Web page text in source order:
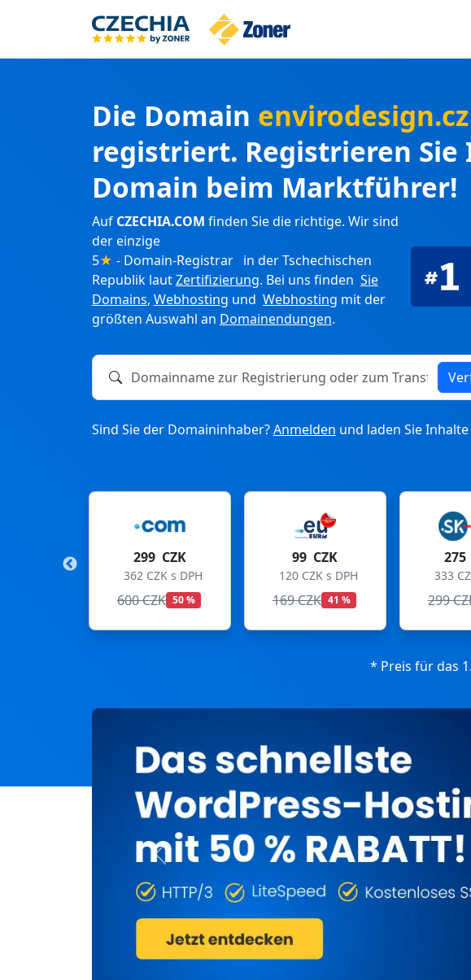
Die Domain envirodesign.cz
registriert. Registrieren Sie
Domain beim Marktführer!
Auf CZECHIA.COM finden Sie die richtige. Wir sind
der einzige
5★ - Domain-Registrar in der Tschechischen
Republik lautZertifizierung. Bei uns finden Sie
Domains, Webhosting und Webhosting mit der
größten Auswahl an Domainendungen.
Domainname zur Registrierung oder zum Transfer
Sind Sie der Domaininhaber?Anmelden und laden Sie
299 CZK
362 CZK s DPH
99 CZK
120 CZK s DPH
169 CZK
275 CZK
333 CZK s DPH
299 CZK
* Preis für das
Previous